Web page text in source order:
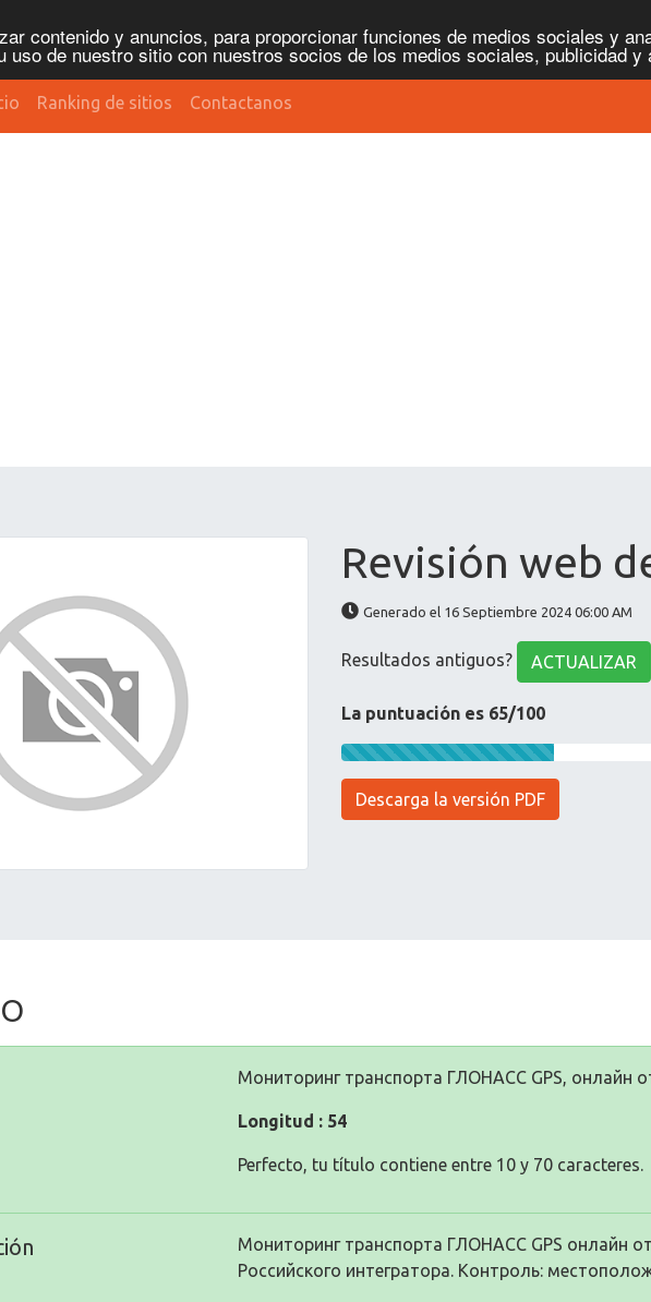
contenido y anuncios, para proporcionar funciones de medios sociales y
uso de nuestro sitio con nuestros socios de los medios sociales, publicidad y
Ranking de sitios Contactanos
Revisión web
Generado el 16 Septiembre 2024 06:00 AM
Resultados antiguos? ACTUALIZAR
La puntuación es 65/100
Descarga la versión PDF
Мониторинг транспорта ГЛОНАСС GPS, онлайн
Longitud : 54
Perfecto, tu título contiene entre 10 y 70 caracteres.
Мониторинг транспорта ГЛОНАСС GPS онлайн
Российского интегратора. Контроль: